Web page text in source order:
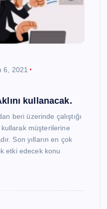
6, 2021
kullanacak.
beri üzerinde çalıştığı
kullarak müşterilerine
Son yılların en çok
etki edecek konu